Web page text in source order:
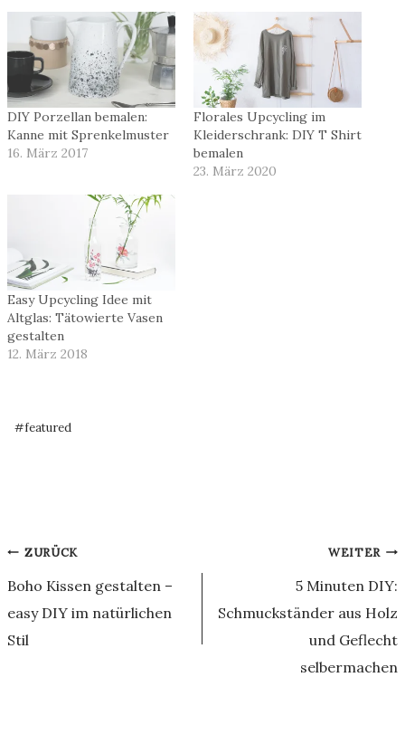
DIY Porzellan bemalen:
Kanne mit Sprenkelmuster
16. März 2017
Florales Upcycling im
Kleiderschrank: DIY T Shirt
bemalen
23. März 2020
Easy Upcycling Idee mit
Altglas: Tätowierte Vasen
gestalten
12. März 2018
Schlagworte:
#featured
Beitragsnavigation
ZURÜCK
Boho Kissen gestalten –
easy DIY im natürlichen
Stil
WEITER
5 Minuten DIY:
Schmuckständer aus Holz
und Geflecht
selbermachen